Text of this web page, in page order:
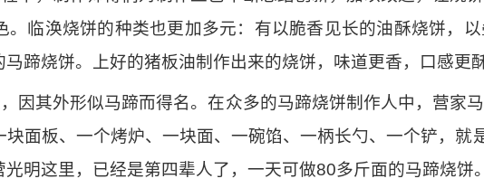
。临涣烧饼的种类也更加多元：有以脆香见长的油酥烧饼，
蹄烧饼。上好的猪板油制作出来的烧饼，味道更香，口感更酥
因其外形似马蹄而得名。在众多的马蹄烧饼制作人中，营家
面板、一个烤炉、一块面、一碗馅、一柄长勺、一个铲，就
明这里，已经是第四辈人了，一天可做80多斤面的马蹄烧饼。